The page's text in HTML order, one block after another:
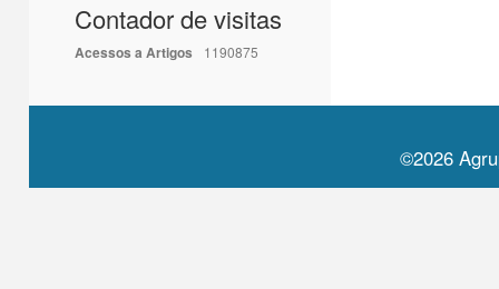
Contador de visitas
Acessos a Artigos 1190875
©2026